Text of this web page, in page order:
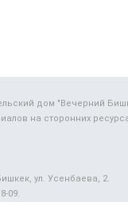
дом "Вечерний
на сторонних
ул. Усенбаева, 2.
09.